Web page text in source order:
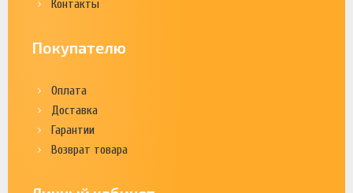
Контакты
Покупателю
Оплата
Доставка
Гарантии
Возврат товара